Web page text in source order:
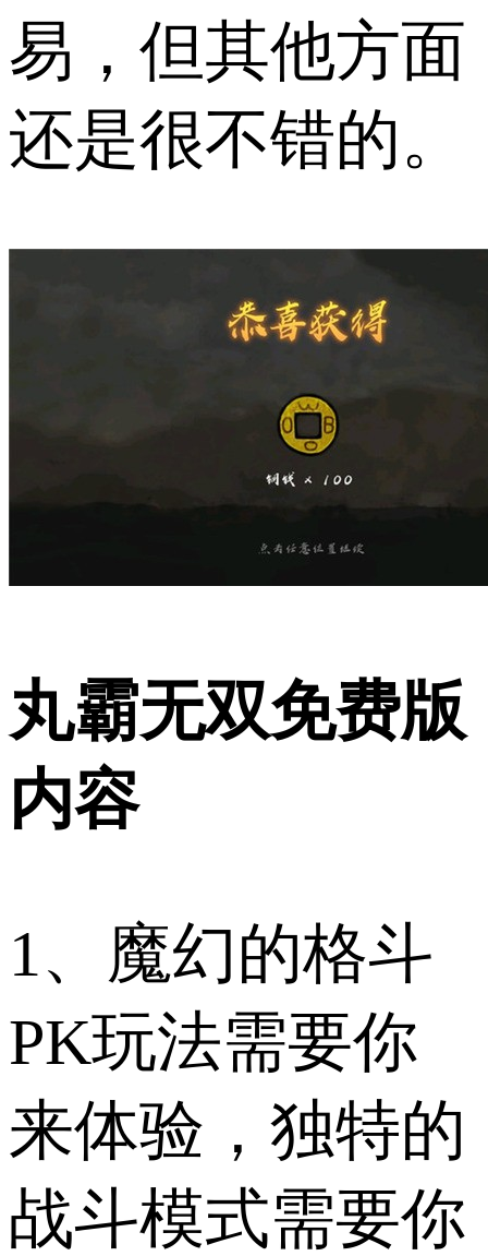
易，但其他方面
还是很不错的。
丸霸无双免费版
内容
1、魔幻的格斗
PK玩法需要你
来体验，独特的
战斗模式需要你